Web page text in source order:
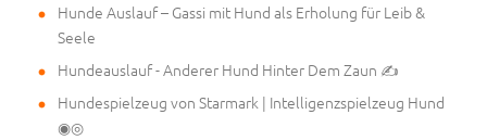
Hunde Auslauf – Gassi mit Hund als Erholung für Leib &
Seele
Hundeauslauf - Anderer Hund Hinter Dem Zaun ✍
Hundespielzeug von Starmark | Intelligenzspielzeug Hund
◉◎